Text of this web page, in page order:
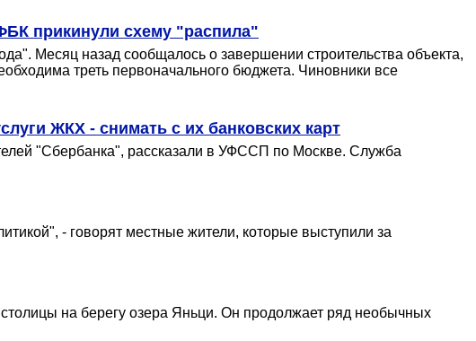
прикинули схему "распила"
Месяц назад сообщалось о завершении строительства объекта,
треть первоначального бюджета. Чиновники все
ЖКХ - снимать с их банковских карт
"Сбербанка", рассказали в УФССП по Москве. Служба
- говорят местные жители, которые выступили за
на берегу озера Яньци. Он продолжает ряд необычных